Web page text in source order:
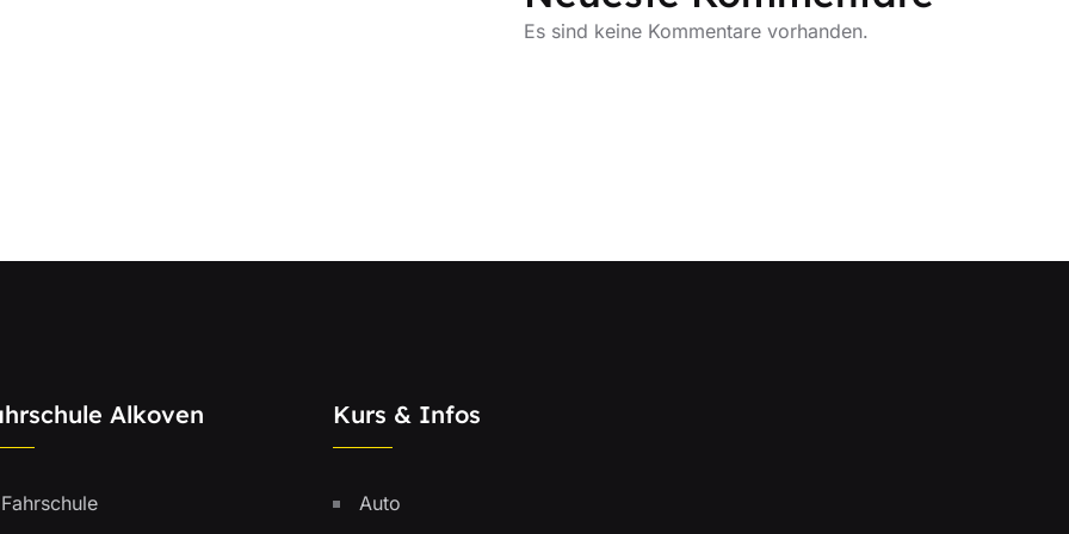
Es sind keine Kommentare vorhanden.
Alkoven
Fahrschule
Kurs & Infos
Auto